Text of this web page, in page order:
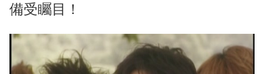
備受矚目！